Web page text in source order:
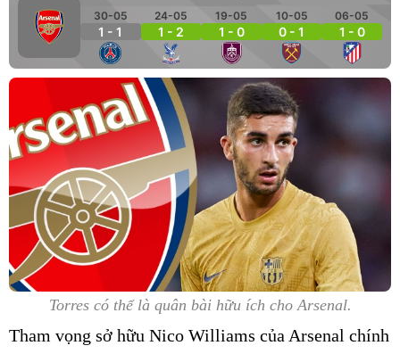
30-05
1 - 1
24-05
1 - 2
19-05
1 - 0
10-05
0 - 1
06-05
1 - 0
Torres có thể là quân bài hữu ích cho Arsenal.
Tham vọng sở hữu Nico Williams của Arsenal chính